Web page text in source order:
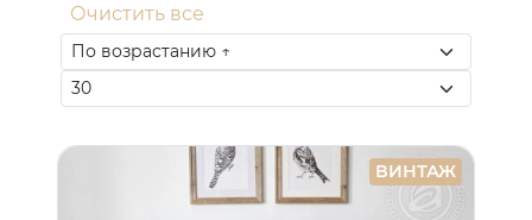
Очистить все
ВИНТАЖ